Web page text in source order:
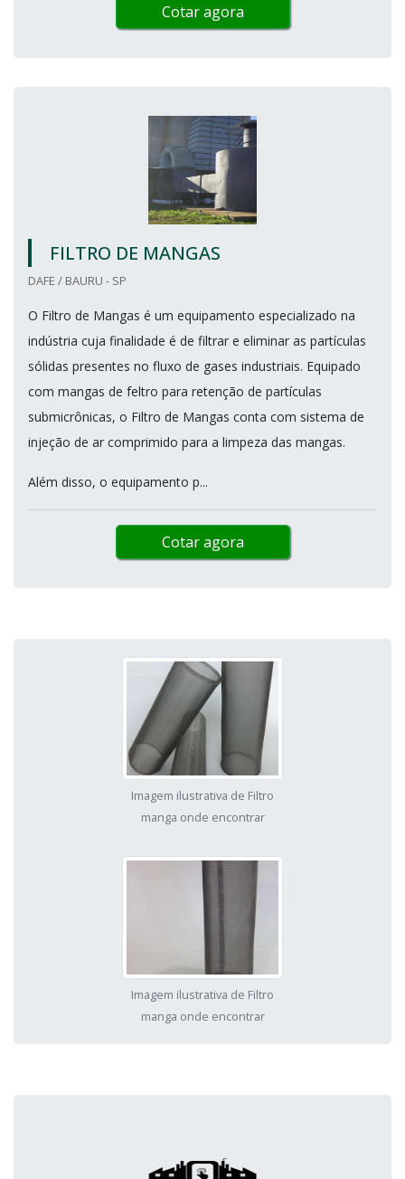
Cotar agora
FILTRO DE MANGAS
DAFE / BAURU - SP
O Filtro de Mangas é um equipamento especializado na
indústria cuja finalidade é de filtrar e eliminar as partículas
sólidas presentes no fluxo de gases industriais. Equipado
com mangas de feltro para retenção de partículas
submicrônicas, o Filtro de Mangas conta com sistema de
injeção de ar comprimido para a limpeza das mangas.
Além disso, o equipamento p...
Cotar agora
Imagem ilustrativa de Filtro
manga onde encontrar
Imagem ilustrativa de Filtro
manga onde encontrar